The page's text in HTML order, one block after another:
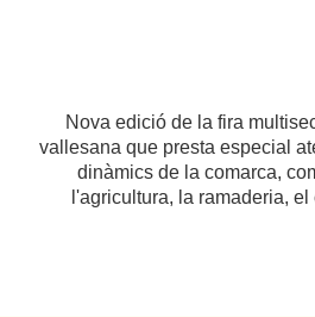
Nova edició de la fira
vallesana que presta especial
dinàmics de la comarca,
l'agricultura, la ramaderia, el